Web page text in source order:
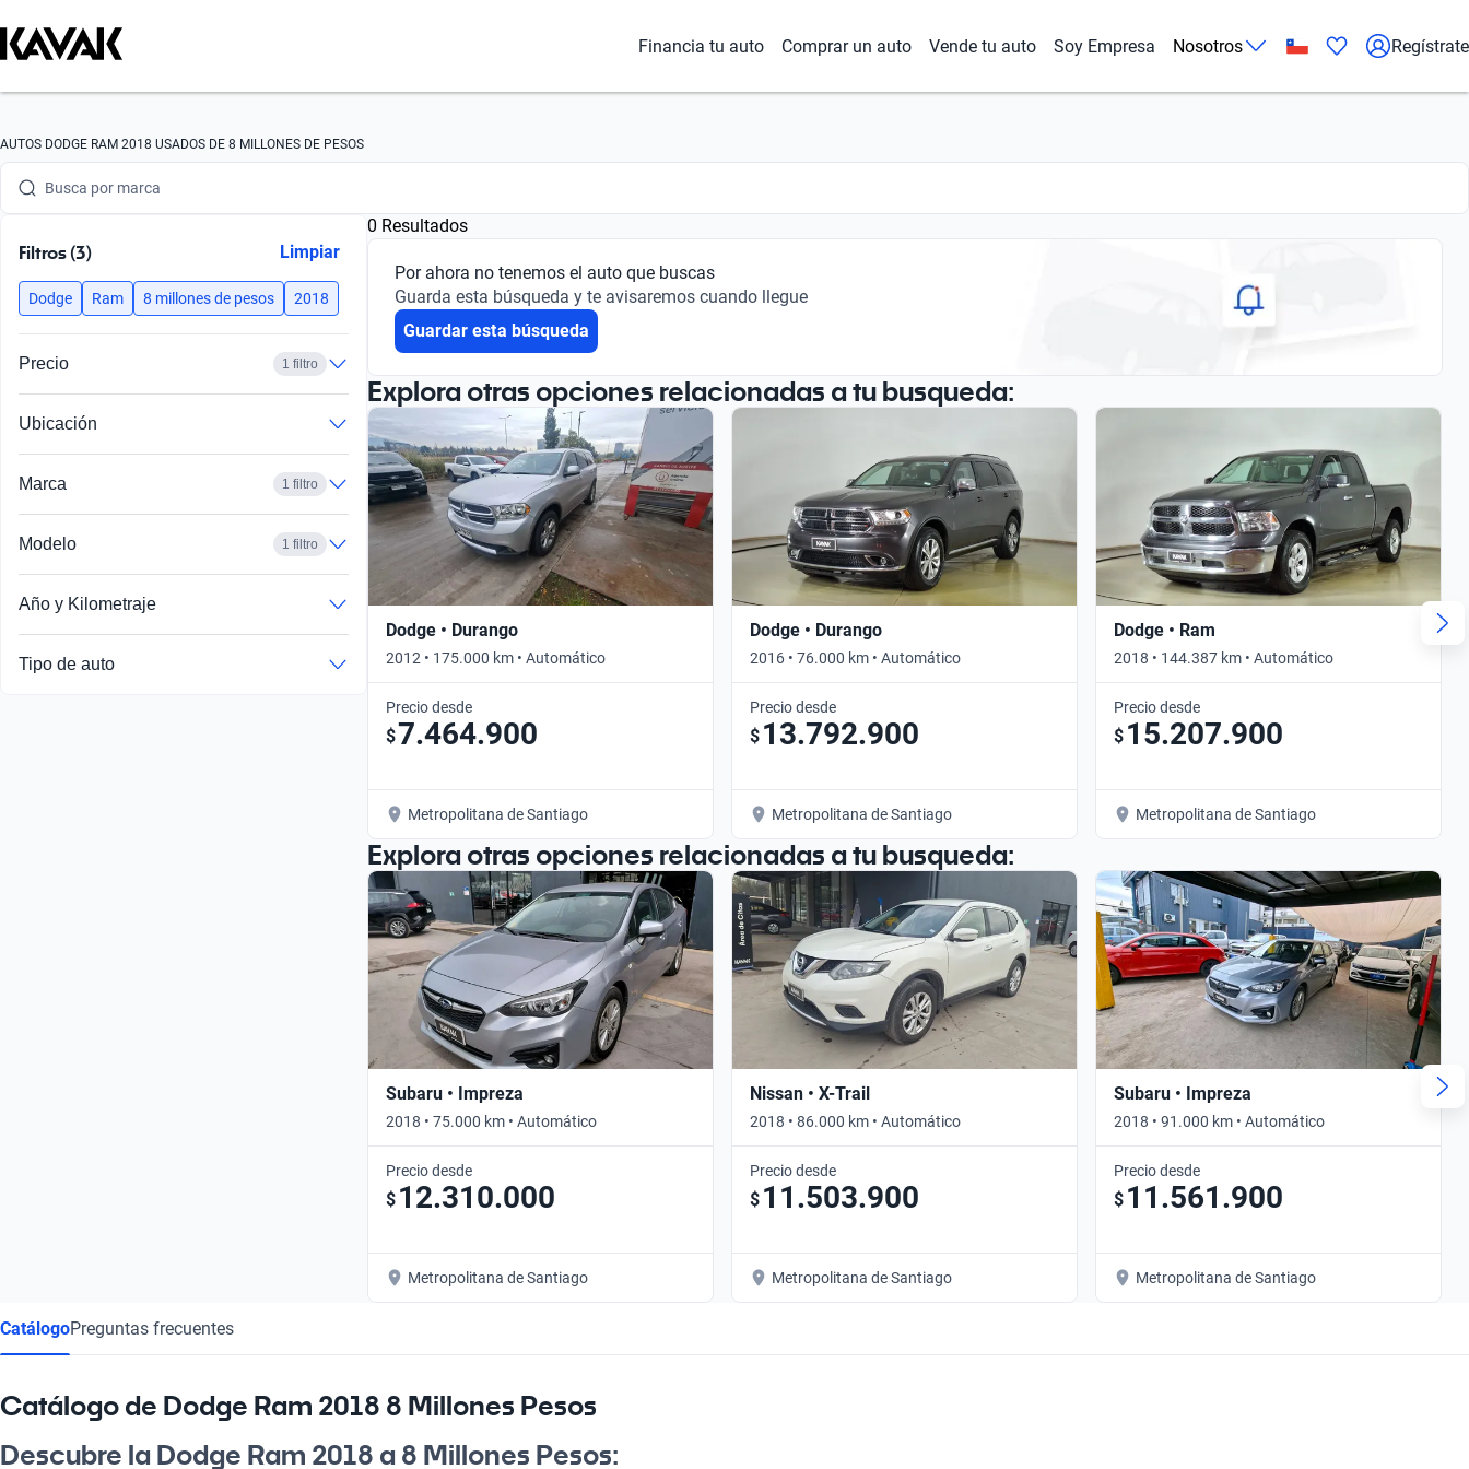
Financia tu auto Comprar un auto Vende tu auto Soy Empresa Nosotros Regístrate
AUTOS DODGE RAM 2018 USADOS DE 8 MILLONES DE PESOS
Busca por marca
Busca por modelo
Busca por versión
Busca por año
Busca por marca
Busca por versión
Filtros (3) Limpiar
Dodge Ram 8 millones de pesos 2018
Precio 1 filtro
Ubicación
Marca 1 filtro
Modelo 1 filtro
Año y Kilometraje
Tipo de auto
0 Resultados
Por ahora no tenemos el auto que buscas
Guarda esta búsqueda y te avisaremos cuando llegue
Guardar esta búsqueda
Explora otras opciones relacionadas a tu busqueda:
Dodge • Durango
2012 • 175.000 km • Automático
Precio desde
$7.464.900
Metropolitana de Santiago
Dodge • Durango
2016 • 76.000 km • Automático
Precio desde
$ 13.792.900
Metropolitana de Santiago
Dodge • Ram
2018 • 144.387 km • Automático
Precio desde
$ 15.207.900
Metropolitana de Santiago
Explora otras opciones relacionadas a tu busqueda:
Subaru • Impreza
2018 • 75.000 km • Automático
Precio desde
$ 12.310.000
Metropolitana de Santiago
Nissan • X-Trail
2018 • 86.000 km • Automático
Precio desde
$ 11.503.900
Metropolitana de Santiago
Subaru • Impreza
2018 • 91.000 km • Automático
Precio desde
$ 11.561.900
Metropolitana de Santiago
CatálogoPreguntas frecuentes
Catálogo de Dodge Ram 2018 8 Millones Pesos
Descubre la Dodge Ram 2018 a 8 Millones Pesos: